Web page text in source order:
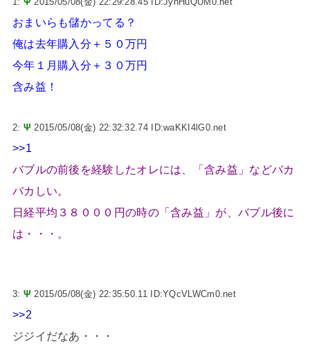
おまいらも儲かってる？
俺は去年購入分＋５０万円
今年１月購入分＋３０万円
含み益！
2: Ψ 2015/05/08(金) 22:32:32.74 ID:waKKI4lG0.net
>>1
バブルの前後を経験したオレには、「含み益」などバカ
バカしい。
日経平均３８０００円の時の「含み益」が、バブル後に
は・・・。
3: Ψ 2015/05/08(金) 22:35:50.11 ID:YQcVLWCm0.net
>>2
ジジイだなあ・・・